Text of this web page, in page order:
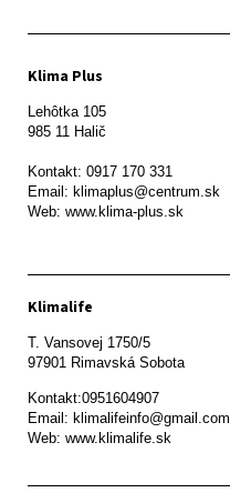
Klima Plus
Lehôtka 105
985 11 Halič
Kontakt: 0917 170 331
Email: klimaplus@centrum.sk
Klimalife
T. Vansovej 1750/5
97901 Rimavská Sobota
Kontakt:0951604907
Email: klimalifeinfo@gmail.com
Web: www.klimalife.sk